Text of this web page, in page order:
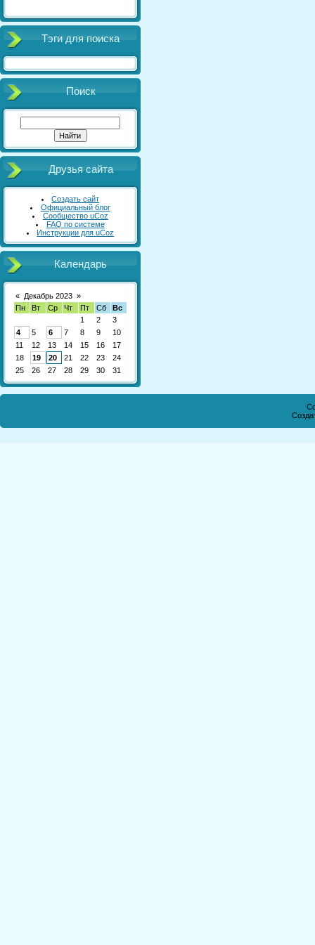
Тэги для поиска
Поиск
Друзья сайта
Создать сайт
Официальный блог
Сообщество uCoz
FAQ по системе
Инструкции для uCoz
Календарь
« Декабрь 2023 »
Пн
Вт Ср Чт Пт Сб
Вс
1
2
3
4
5 6 7 8 9
10
11
12 13 14 15 16
17
18
19 20 21 22 23
24
25
26 27 28 29 30 31